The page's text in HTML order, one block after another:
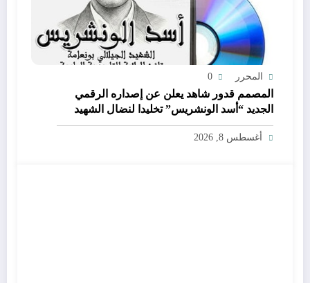
المحرر 0
المصمم قدور شاهد يعلن عن إصداره الرقمي
الجديد “أسد الونشريس” تخليدا لنضال الشهيد
الجيلالي بونعامة
أغسطس 8, 2026